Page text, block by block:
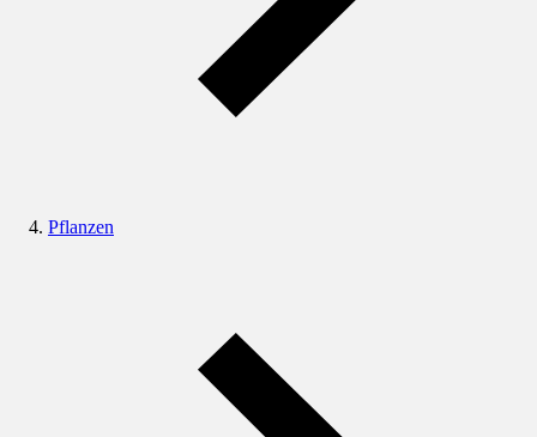
Pflanzen